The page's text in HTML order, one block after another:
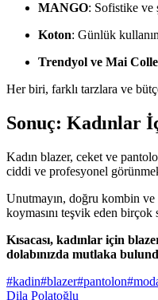
MANGO: Sofistike ve
Koton: Günlük
Trendyol ve Mai
Her biri, farklı tarzlara ve
Sonuç: Kadınlar
Kadın blazer, ceket ve
ciddi ve profesyonel
Unutmayın, doğru kombin ve
koymasını teşvik eden
Kısacası, kadınlar için
dolabınızda mutlaka
#kadin#blazer#pantolon#
Dila Polatoğlu